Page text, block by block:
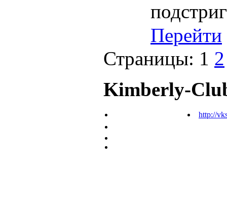
Перейти
Страницы: 1 2
Kimberly-
http://